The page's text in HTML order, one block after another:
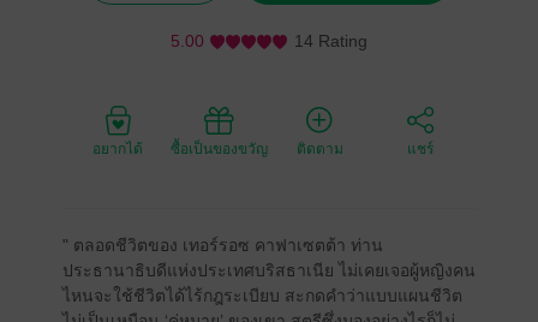
5.00 14 Rating
อยากได้ ซื้อเป็นของขวัญ ติดตาม แชร์
" ตลอดชีวิตของ เทอร์รอซ คาฟาเซตต้า ท่าน
ประธานาธิบดีแห่งประเทศบริสธาเนีย ไม่เคยเจอผู้หญิงคน
ไหนจะใช้ชีวิตได้ไร้กฎระเบียบ สะกดคำว่าแบบแผนชีวิต